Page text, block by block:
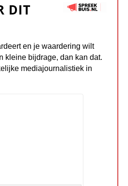
DIT
en je waardering wilt
kleine bijdrage, dan kan dat.
mediajournalistiek in